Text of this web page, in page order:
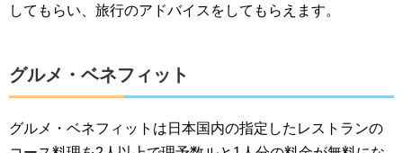
してもらい、旅行のアドバイスをしてもらえます。
グルメ・ベネフィット
グルメ・ベネフィットは日本国内の指定したレストランの